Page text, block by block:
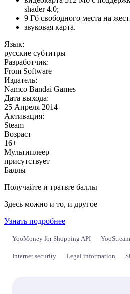
shader 4.0;
9 Гб свободного места на
звуковая карта.
Язык:
русские субтитры
Разработчик:
From Software
Издатель:
Namco Bandai Games
Дата выхода:
25 Апреля 2014
Активация:
Steam
Возраст
16+
Мультиплеер
присутствует
Баллы
Получайте и тратьте баллы
Здесь можно и то, и другое
Узнать подробнее
YooMoney for Shopping API YooStream
Internet security Legal information